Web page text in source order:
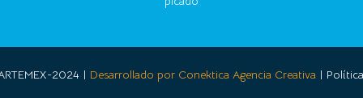
2024 | Desarrollado por Conektica Agencia Creativa| Política